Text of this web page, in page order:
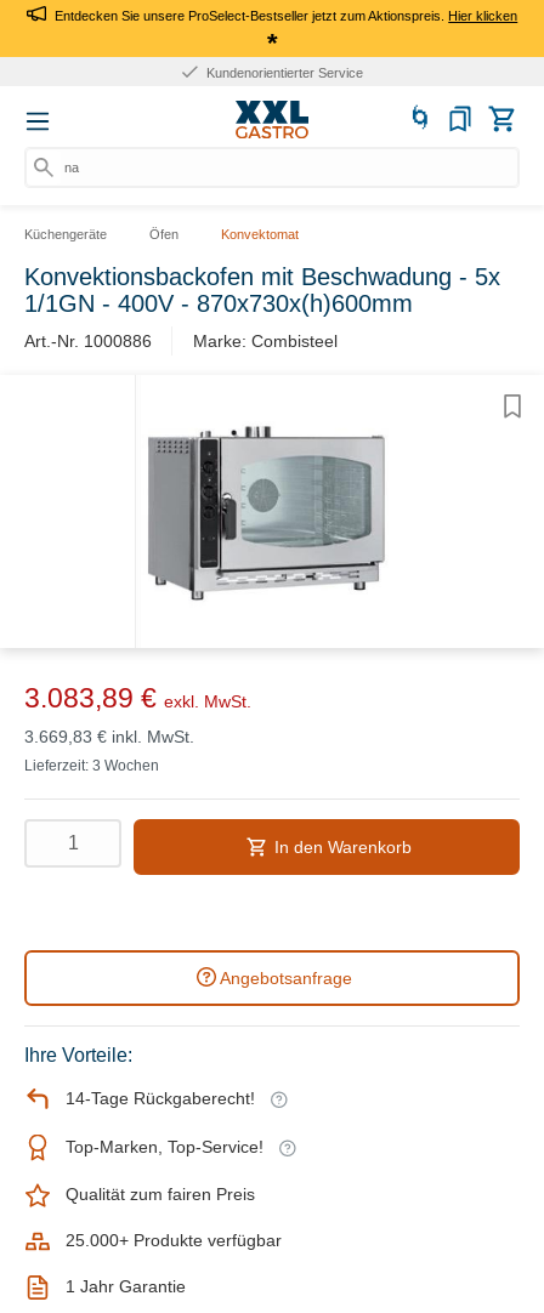
Entdecken Sie unsere ProSelect-Bestseller jetzt zum Aktionspreis.Hier klicken
*
Kundenorientierter Service
nach
Küchengeräte Öfen Konvektomat
Konvektionsbackofen mit Beschwadung - 5x
1/1GN - 400V - 870x730x(h)600mm
Art.-Nr. 1000886 Marke: Combisteel
3.083,89 € exkl. MwSt.
3.669,83 € inkl. MwSt.
Lieferzeit: 3 Wochen
In den Warenkorb
Angebotsanfrage
Ihre Vorteile:
14-Tage Rückgaberecht!
Top-Marken, Top-Service!
Qualität zum fairen Preis
25.000+ Produkte verfügbar
1 Jahr Garantie